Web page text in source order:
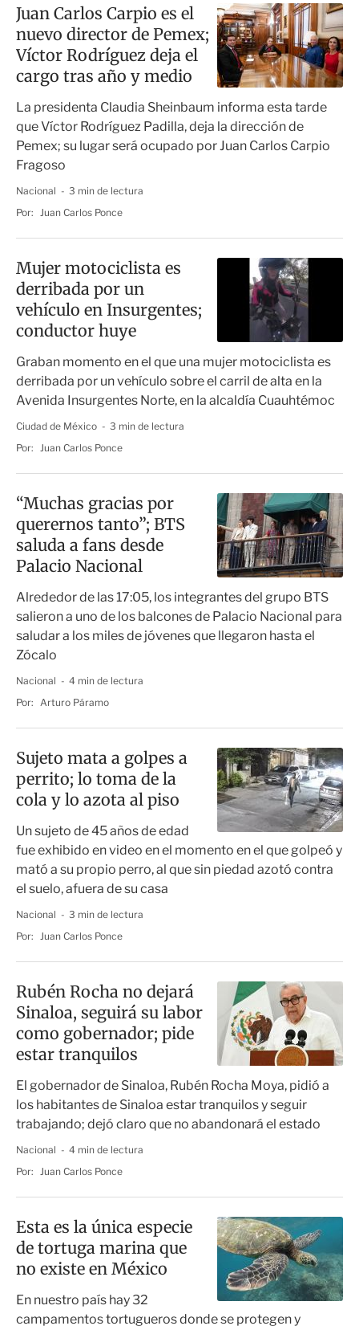
Juan Carlos Carpio es el
nuevo director de Pemex;
Víctor Rodríguez deja el
cargo tras año y medio
La presidenta Claudia Sheinbaum informa esta tarde
que Víctor Rodríguez Padilla, deja la dirección de
Pemex; su lugar será ocupado por Juan Carlos Carpio
Fragoso
Nacional
3 min de lectura
Por: Juan Carlos Ponce
Mujer motociclista es
derribada por un
vehículo en Insurgentes;
conductor huye
Graban momento en el que una mujer motociclista es
derribada por un vehículo sobre el carril de alta en la
Avenida Insurgentes Norte, en la alcaldía Cuauhtémoc
Ciudad de México
3 min de lectura
Por: Juan Carlos Ponce
“Muchas gracias por
querernos tanto”; BTS
saluda a fans desde
Palacio Nacional
Alrededor de las 17:05, los integrantes del grupo BTS
salieron a uno de los balcones de Palacio Nacional para
saludar a los miles de jóvenes que llegaron hasta el
Zócalo
Nacional
4 min de lectura
Por: Arturo Páramo
Sujeto mata a golpes a
perrito; lo toma de la
cola y lo azota al piso
Un sujeto de 45 años de edad
fue exhibido en video en el momento en el que golpeó y
mató a su propio perro, al que sin piedad azotó contra
el suelo, afuera de su casa
Nacional
3 min de lectura
Por: Juan Carlos Ponce
Rubén Rocha no dejará
Sinaloa, seguirá su labor
como gobernador; pide
estar tranquilos
El gobernador de Sinaloa, Rubén Rocha Moya, pidió a
los habitantes de Sinaloa estar tranquilos y seguir
trabajando; dejó claro que no abandonará el estado
Nacional
4 min de lectura
Por: Juan Carlos Ponce
Esta es la única especie
de tortuga marina que
no existe en México
En nuestro país hay 32
campamentos tortugueros donde se protegen y